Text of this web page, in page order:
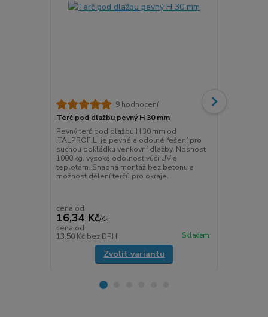
9 hodnocení
Terč pod dlažbu pevný H 30 mm
Pevný terč pod dlažbu H 30 mm od
ITALPROFILI je pevné a odolné řešení pro
suchou pokládku venkovní dlažby. Nosnost
1000 kg, vysoká odolnost vůči UV a
teplotám. Snadná montáž bez betonu a
možnost dělení terčů pro okraje.
cena od
16,34 Kč/Ks
cena od
13,50 Kč bez DPH Skladem
Zvolit variantu